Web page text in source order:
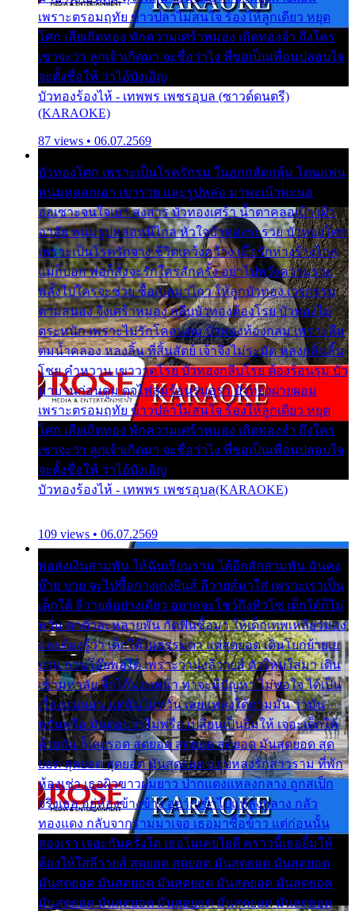
เพราะตรอมฤทัย ข้าวปลาไม่สนใจ ร้องไห้ลูกเดียว หยุด
โศก เสียเถิดทอง พักความเศร้าหมอง เถิดทองจ๋า ถึงใคร
เขาจะว่า ลูกเจ้าเกิดมา จะชื่อว่าไง พี่ขอเป็นเพื่อนปลอบใจ
จะตั้งชื่อให้ ว่าไอ้บังเอิญ
บัวทองร้องไห้ - เทพพร เพชรอุบล (ซาวด์ดนตรี)
(KARAOKE)
87 views • 06.07.2569
บัวทองโศก เพราะเป็นโรครักรุม ในอกกลัดกลุ้ม โดนแฟน
หนุ่มหลอกเอา เขารวย และรูปหล่อ มาพะเน้าพะนอ
ออเซาะจนใจเบา สงสาร บัวทองเศร้า น้ำตาคลอเบ้า เฝ้า
อาลัย หนุ่มรูปหล่อหนีไกล หัวใจบัวทองระรวย บัวทองโศก
เพราะเป็นโรครักจาง ชีวิตเคว้งคว้าง เมื่อรักห่างร้างไกล
แม่ก็บอก พ่อก็สั่งจะรักใครสักครั้ง อย่าไปหวังความรวย
พลั้งไปใครจะช่วย ซื้อเปลมาไกว ให้ลูกบัวทอง เวรกรรม
ตามสนอง จึงเศร้าหมอง กลีบบัวทองต้องโรย บัวทองไม่
ตระหนัก เพราะไม่รักโคลนตม บัวทองท้องกลม เพราะลืม
ตมน้ำคลอง หลงลิ้น ที่สิ้นสัตย์ เจ้าจึงไม่ระมัด หลงกลิ่นลิ้น
โชย คำหวาน เขาวาดโรย บัวทองกลีบโรย ต้องร้อนรุม บัว
มาบานก่อนตูม ดุจไฟสุมร้อนรุมอุรา บัวทองผ่ายผอม
เพราะตรอมฤทัย ข้าวปลาไม่สนใจ ร้องไห้ลูกเดียว หยุด
โศก เสียเถิดทอง พักความเศร้าหมอง เถิดทองจ๋า ถึงใคร
เขาจะว่า ลูกเจ้าเกิดมา จะชื่อว่าไง พี่ขอเป็นเพื่อนปลอบใจ
จะตั้งชื่อให้ ว่าไอ้บังเอิญ
บัวทองร้องไห้ - เทพพร เพชรอุบล(KARAOKE)
109 views • 06.07.2569
พ่อส่งเงินสามพัน ให้ฉันเรียนราม ได้อีกสักสามพัน ฉันคง
บ๊าย บาย จะไปซื้อกางเกงยีนส์ ลีวายส์มาใส่ เพราะเราเป็น
เด็กใต้ ลีวายส์อย่างเดียว อยากจะโชว์ถึงหิวโซ เด็กใต้ก็ไม่
หวั่น ตกตัวละหลายพัน กัดฟันซื้อมา ให้เด็กเทพเหลียวมอง
และต้องรู้ว่า เด็กใต้ไม่ธรรมดา แต่สุดยอด เดินโยกย้ายเย
ยวน กวนโอ๊ยพอได้ เพราะว่านุ่งลีวายส์ ตัวใหม่ใส่มา เดิน
เข้ามหาลัย จิ๊กโก๊มองหน้า ท่าจะมีปัญหา ไม่พอใจ ได้เป็น
เรื่องแน่นอน แต่ฉันไม่หวั่น เลยแหลงใต้ถามมัน ว่ามัน
พรั่นพรือ มันตอบว่าไม่พรื่อ เปลี่ยนเป็นยิ้มให้ เจอะเด็กใต้
ด้วยกัน ก็เลยรอด สุดยอด สุดยอด สุดยอด มันสุดยอด สุด
ยอด สุดยอด สุดยอด มันสุดยอด แอบหลงรักสาวราม ที่พัก
ห้องเช่า เธอผิวขาวผมยาว ปากแดงแหลงกลาง ถูกสเป็ก
จริงเธอ อยู่ห้องข้างข้าง อยากเข้าไปแหลงกลาง กลัว
ทองแดง กลับจากรามมาเจอ เธอมาซื้อข้าว แต่ก่อนนั้น
สองเรา เจอะกันครั้งใด เธอไม่เคยไยดี คราวนี้เธอยิ้มให้
ต้องให้ใส่ลีวายส์ สุดยอด สุดยอด มันสุดยอด มันสุดยอด
มันสุดยอด มันสุดยอด มันสุดยอด มันสุดยอด มันสุดยอด
มันสุดยอด มันสุดยอด มันสุดยอด มันสุดยอด มันสุดยอด